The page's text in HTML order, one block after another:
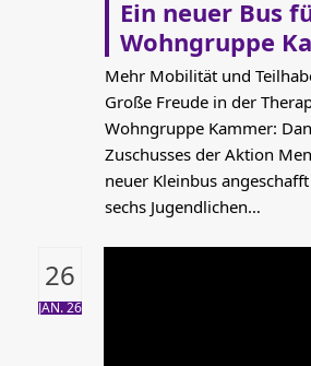
Ein neuer Bus
Wohngruppe
Mehr Mobilität und
Große Freude in der
Wohngruppe Kammer:
Zuschusses der Aktion
neuer Kleinbus
sechs Jugendlichen…
26
JAN. 26